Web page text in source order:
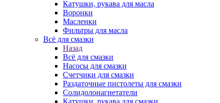
Катушки, рукава для масла
Воронки
Масленки
Фильтры для масла
Всё для смазки
Назад
Всё для смазки
Насосы для смазки
Счетчики для смазки
Раздаточные пистолеты для смазки
Солидолонагнетатели
Катушки, рукава для смазки